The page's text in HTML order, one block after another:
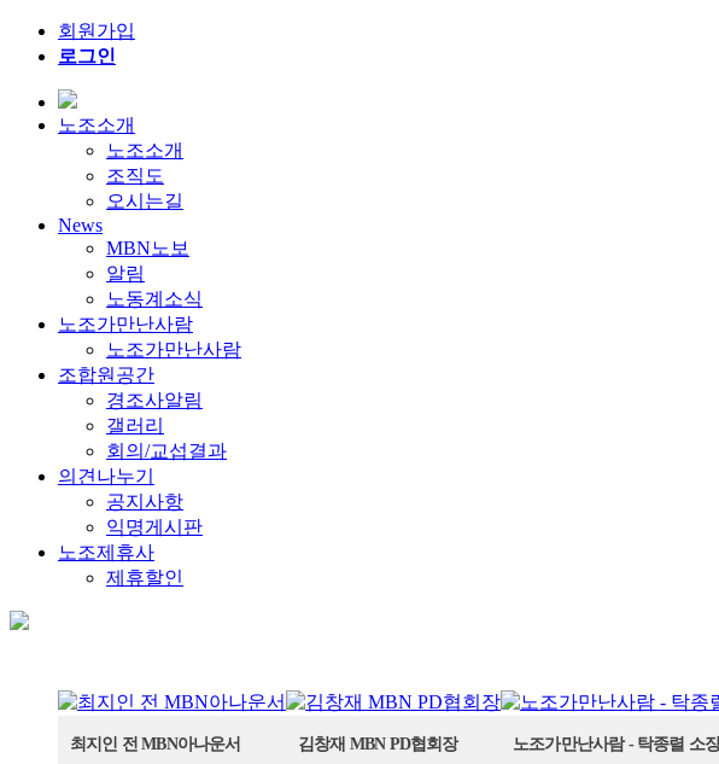
회원가입
로그인
노조소개
노조소개
조직도
오시는길
News
MBN노보
알림
노동계소식
노조가만난사람
노조가만난사람
조합원공간
경조사알림
갤러리
회의/교섭결과
의견나누기
공지사항
익명게시판
노조제휴사
제휴할인
최지인 전 MBN아나운서 김창재 MBN PD협회장 노조가만난사람 - 탁종렬 소